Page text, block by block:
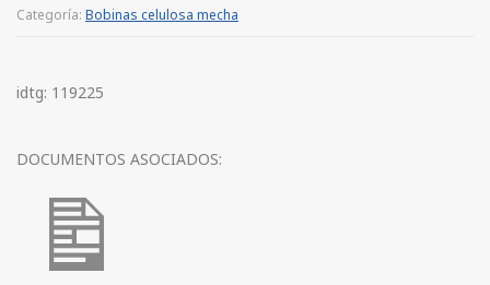
Categoría: Bobinas celulosa mecha
idtg: 119225
DOCUMENTOS ASOCIADOS: